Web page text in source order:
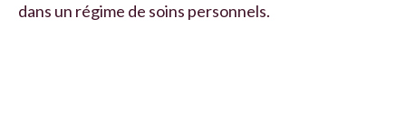
dans un régime de soins personnels.